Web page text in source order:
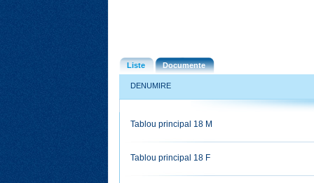
Liste Documente
DENUMIRE
Tablou principal 18 M
Tablou principal 18 F